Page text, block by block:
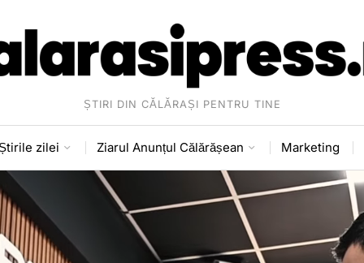
ȘTIRI DIN CĂLĂRAȘI PENTRU TINE
zilei Ziarul Anunțul Călărășean Marketing